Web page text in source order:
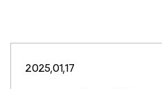
2025,01,17